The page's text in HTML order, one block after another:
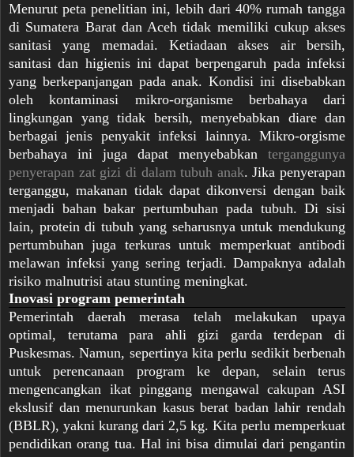
Menurut peta penelitian ini, lebih dari 40% rumah tangga
di Sumatera Barat dan Aceh tidak memiliki cukup akses
sanitasi yang memadai. Ketiadaan akses air bersih,
sanitasi dan higienis ini dapat berpengaruh pada infeksi
yang berkepanjangan pada anak. Kondisi ini disebabkan
oleh kontaminasi mikro-organisme berbahaya dari
lingkungan yang tidak bersih, menyebabkan diare dan
berbagai jenis penyakit infeksi lainnya. Mikro-orgisme
berbahaya ini juga dapat menyebabkan terganggunya
penyerapan zat gizi di dalam tubuh anak. Jika penyerapan
terganggu, makanan tidak dapat dikonversi dengan baik
menjadi bahan bakar pertumbuhan pada tubuh. Di sisi
lain, protein di tubuh yang seharusnya untuk mendukung
pertumbuhan juga terkuras untuk memperkuat antibodi
melawan infeksi yang sering terjadi. Dampaknya adalah
risiko malnutrisi atau stunting meningkat.
Inovasi program pemerintah
Pemerintah daerah merasa telah melakukan upaya
optimal, terutama para ahli gizi garda terdepan di
Puskesmas. Namun, sepertinya kita perlu sedikit berbenah
untuk perencanaan program ke depan, selain terus
mengencangkan ikat pinggang mengawal cakupan ASI
ekslusif dan menurunkan kasus berat badan lahir rendah
(BBLR), yakni kurang dari 2,5 kg. Kita perlu memperkuat
pendidikan orang tua. Hal ini bisa dimulai dari pengantin